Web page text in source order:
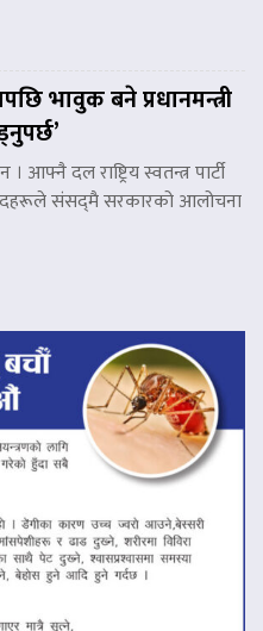
भावुक बने प्रधानमन्त्री
आफ्नै दल राष्ट्रिय स्वतन्त्र पार्टी
संसद्‌मै सरकारको आलोचना